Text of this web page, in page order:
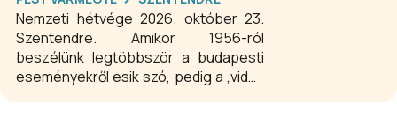
Nemzeti hétvége 2026. október 23.
Szentendre. Amikor 1956-ról
beszélünk legtöbbször a budapesti
eseményekről esik szó, pedig a „vidék